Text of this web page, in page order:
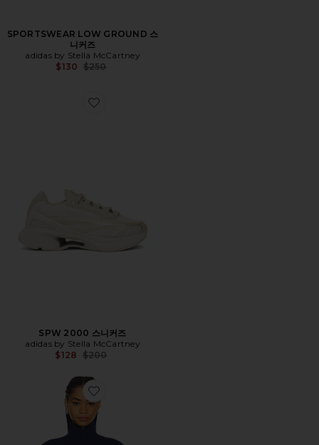
SPORTSWEAR LOW GROUND 스
니커즈
adidas by Stella McCartney
$130 Previous price:
$250
Favorite SPW 2000 스니커즈
SPW 2000 스니커즈
adidas by Stella McCartney
$128 Previous price:
$200
Favorite 자켓